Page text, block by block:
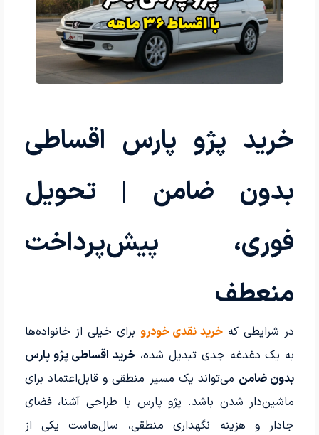
خرید پژو پارس اقساطی
بدون ضامن | تحویل
فوری، پیش‌پرداخت
منعطف
در شرایطی که خرید نقدی خودرو برای خیلی از خانواده‌ها
به یک دغدغه جدی تبدیل شده، خرید اقساطی پژو پارس
بدون ضامن می‌تواند یک مسیر منطقی و قابل‌اعتماد برای
ماشین‌دار شدن باشد. پژو پارس با طراحی آشنا، فضای
جادار و هزینه نگهداری منطقی، سال‌هاست یکی از